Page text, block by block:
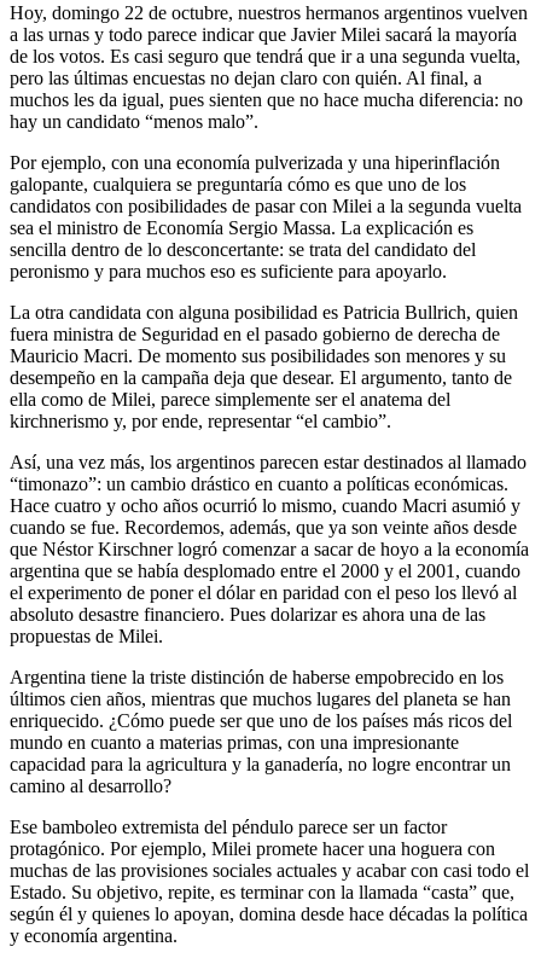
Hoy, domingo 22 de octubre, nuestros hermanos argentinos vuelven
a las urnas y todo parece indicar que Javier Milei sacará la mayoría
de los votos. Es casi seguro que tendrá que ir a una segunda vuelta,
pero las últimas encuestas no dejan claro con quién. Al final, a
muchos les da igual, pues sienten que no hace mucha diferencia: no
hay un candidato “menos malo”.
Por ejemplo, con una economía pulverizada y una hiperinflación
galopante, cualquiera se preguntaría cómo es que uno de los
candidatos con posibilidades de pasar con Milei a la segunda vuelta
sea el ministro de Economía Sergio Massa. La explicación es
sencilla dentro de lo desconcertante: se trata del candidato del
peronismo y para muchos eso es suficiente para apoyarlo.
La otra candidata con alguna posibilidad es Patricia Bullrich, quien
fuera ministra de Seguridad en el pasado gobierno de derecha de
Mauricio Macri. De momento sus posibilidades son menores y su
desempeño en la campaña deja que desear. El argumento, tanto de
ella como de Milei, parece simplemente ser el anatema del
kirchnerismo y, por ende, representar “el cambio”.
Así, una vez más, los argentinos parecen estar destinados al llamado
“timonazo”: un cambio drástico en cuanto a políticas económicas.
Hace cuatro y ocho años ocurrió lo mismo, cuando Macri asumió y
cuando se fue. Recordemos, además, que ya son veinte años desde
que Néstor Kirschner logró comenzar a sacar de hoyo a la economía
argentina que se había desplomado entre el 2000 y el 2001, cuando
el experimento de poner el dólar en paridad con el peso los llevó al
absoluto desastre financiero. Pues dolarizar es ahora una de las
propuestas de Milei.
Argentina tiene la triste distinción de haberse empobrecido en los
últimos cien años, mientras que muchos lugares del planeta se han
enriquecido. ¿Cómo puede ser que uno de los países más ricos del
mundo en cuanto a materias primas, con una impresionante
capacidad para la agricultura y la ganadería, no logre encontrar un
camino al desarrollo?
Ese bamboleo extremista del péndulo parece ser un factor
protagónico. Por ejemplo, Milei promete hacer una hoguera con
muchas de las provisiones sociales actuales y acabar con casi todo el
Estado. Su objetivo, repite, es terminar con la llamada “casta” que,
según él y quienes lo apoyan, domina desde hace décadas la política
y economía argentina.